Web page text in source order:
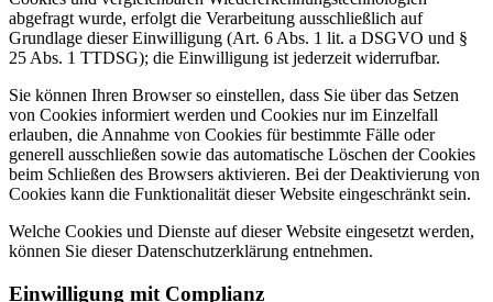
abgefragt wurde, erfolgt die Verarbeitung ausschließlich auf
Grundlage dieser Einwilligung (Art. 6 Abs. 1 lit. a DSGVO und §
25 Abs. 1 TTDSG); die Einwilligung ist jederzeit widerrufbar.
Sie können Ihren Browser so einstellen, dass Sie über das Setzen
von Cookies informiert werden und Cookies nur im Einzelfall
erlauben, die Annahme von Cookies für bestimmte Fälle oder
generell ausschließen sowie das automatische Löschen der Cookies
beim Schließen des Browsers aktivieren. Bei der Deaktivierung von
Cookies kann die Funktionalität dieser Website eingeschränkt sein.
Welche Cookies und Dienste auf dieser Website eingesetzt werden,
können Sie dieser Datenschutzerklärung entnehmen.
Einwilligung mit Complianz